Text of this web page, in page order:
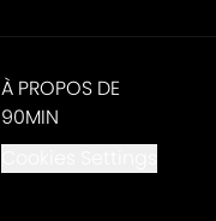
À PROPOS DE
90MIN